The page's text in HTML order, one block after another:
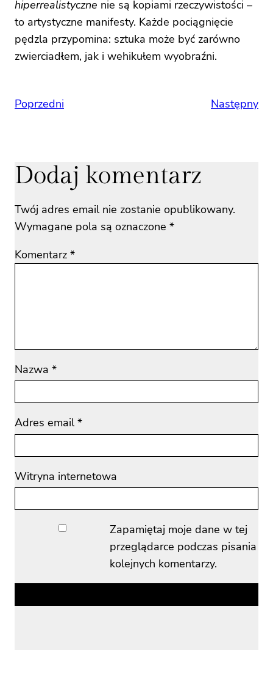
hiperrealistyczne nie są kopiami rzeczywistości –
to artystyczne manifesty. Każde pociągnięcie
pędzla przypomina: sztuka może być zarówno
zwierciadłem, jak i wehikułem wyobraźni.
Poprzedni Następny
Dodaj komentarz
Twój adres email nie zostanie opublikowany.
Wymagane pola są oznaczone *
Komentarz *
Nazwa *
Adres email*
Witryna internetowa
Zapamiętaj moje dane w tej
przeglądarce podczas pisania
kolejnych komentarzy.